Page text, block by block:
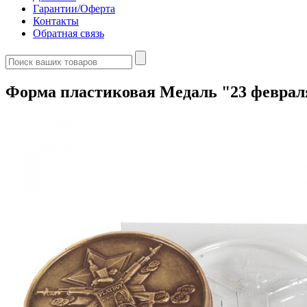
Гарантии/Оферта
Контакты
Обратная связь
Форма пластиковая Медаль "23